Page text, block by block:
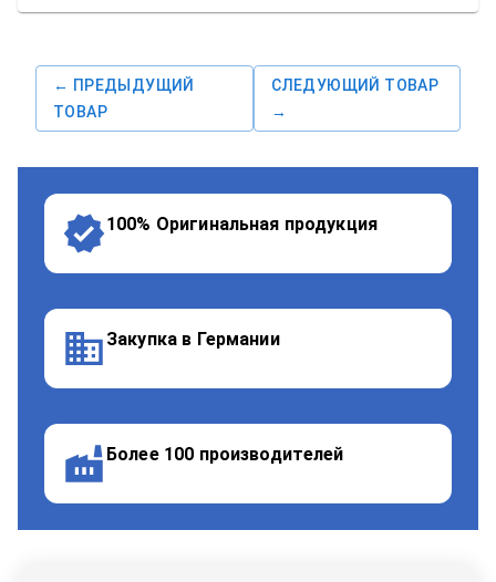
← ПРЕДЫДУЩИЙ
ТОВАР
СЛЕДУЮЩИЙ ТОВАР
→
100% Оригинальная продукция
Закупка в Германии
Более 100 производителей